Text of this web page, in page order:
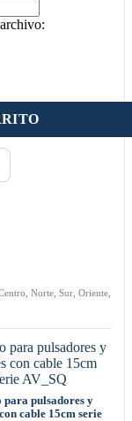
Norte, Sur, Oriente,
para pulsadores y
cable 15cm serie